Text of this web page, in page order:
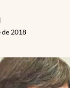
de 2018